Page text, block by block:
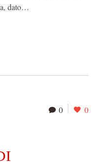
dato…
0 0